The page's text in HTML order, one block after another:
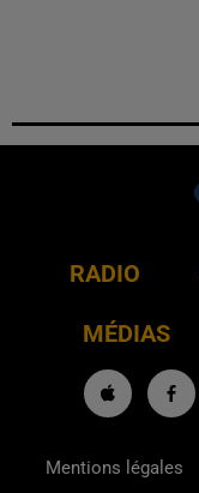
RADIO
MÉDIAS
Mentions légales